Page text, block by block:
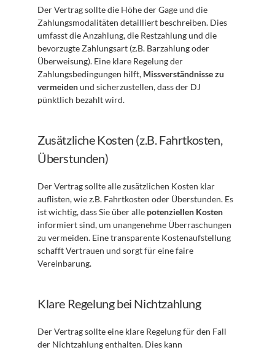
Der Vertrag sollte die Höhe der Gage und die
Zahlungsmodalitäten detailliert beschreiben. Dies
umfasst die Anzahlung, die Restzahlung und die
bevorzugte Zahlungsart (z.B. Barzahlung oder
Überweisung). Eine klare Regelung der
Zahlungsbedingungen hilft, Missverständnisse zu
vermeiden und sicherzustellen, dass der DJ
pünktlich bezahlt wird.
Zusätzliche Kosten (z.B. Fahrtkosten,
Überstunden)
Der Vertrag sollte alle zusätzlichen Kosten klar
auflisten, wie z.B. Fahrtkosten oder Überstunden. Es
ist wichtig, dass Sie über alle potenziellen Kosten
informiert sind, um unangenehme Überraschungen
zu vermeiden. Eine transparente Kostenaufstellung
schafft Vertrauen und sorgt für eine faire
Vereinbarung.
Klare Regelung bei Nichtzahlung
Der Vertrag sollte eine klare Regelung für den Fall
der Nichtzahlung enthalten. Dies kann